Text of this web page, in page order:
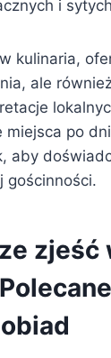
i
kulinaria,
ale
po
aby
gościnności.
zjeść